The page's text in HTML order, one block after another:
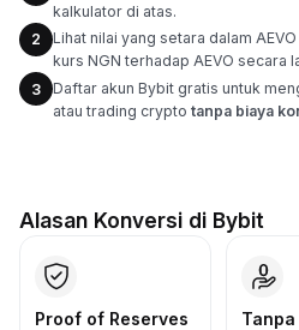
kalkulator di atas.
2
Lihat nilai yang setara dalam
kurs NGN terhadap AEVO secara
3
Daftar akun Bybit gratis untuk
atau trading crypto tanpa biaya
Alasan Konversi di Bybit
Proof of Reserves
Tanpa